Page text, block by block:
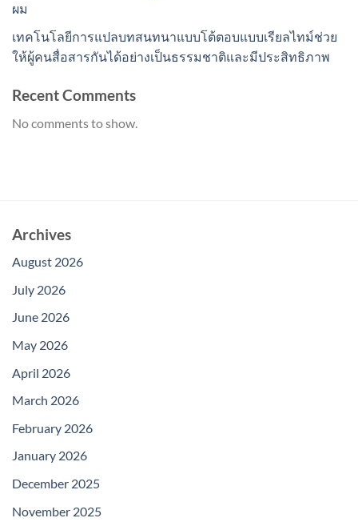
ผม
เทคโนโลยีการแปลบทสนทนาแบบโต้ตอบแบบเรียลไทม์ช่วย
ให้ผู้คนสื่อสารกันได้อย่างเป็นธรรมชาติและมีประสิทธิภาพ
Recent Comments
No comments to show.
Archives
August 2026
July 2026
June 2026
May 2026
April 2026
March 2026
February 2026
January 2026
December 2025
November 2025